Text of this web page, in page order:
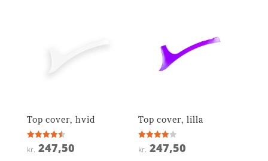
Top cover, hvid
Vurderet
4.5
kr. 247,50
Top cover, lilla
Vurderet
3.9
kr. 247,50